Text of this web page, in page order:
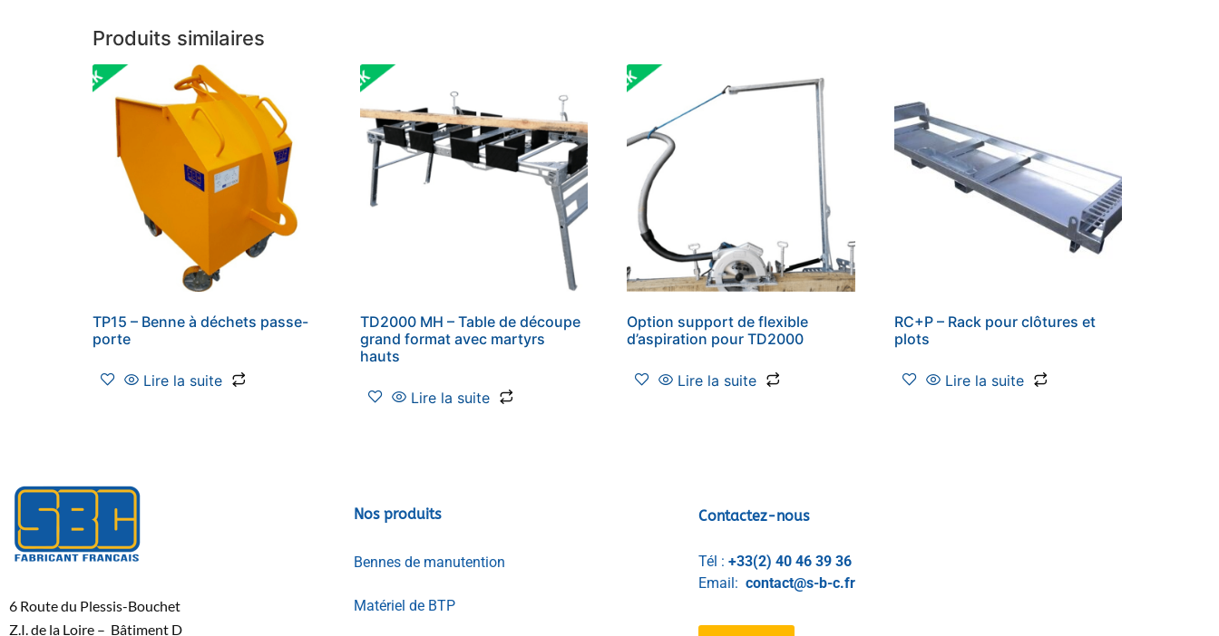
Produits similaires
TP15 – Benne à déchets passe-
porte
Lire la suite
TD2000 MH – Table de découpe
grand format avec martyrs
hauts
Lire la suite
Option support de flexible
d’aspiration pour TD2000
Lire la suite
RC+P – Rack pour clôtures et
plots
Lire la suite
6 Route du Plessis-Bouchet
Z.I. de la Loire – Bâtiment D
Nos produits
Bennes de manutention
Matériel de BTP
Contactez-nous
Tél : +33(2) 40 46 39 36
Email: contact@s-b-c.fr